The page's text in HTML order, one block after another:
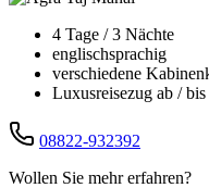
4 Tage / 3 Nächte
englischsprachig
verschiedene
Luxusreisezug ab /
08822-932392
Wollen Sie mehr erfahren?